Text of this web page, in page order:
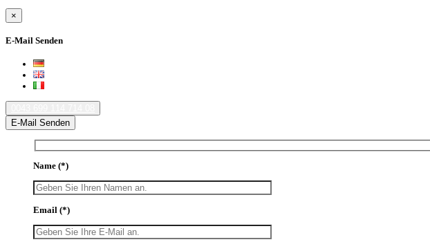
×
E-Mail Senden
E-Mail Senden
Name (*)
Email (*)